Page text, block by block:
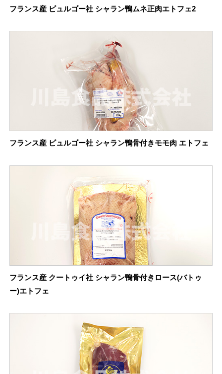
フランス産 ビュルゴー社 シャラン鴨ムネ正肉エトフェ2
フランス産 ビュルゴー社 シャラン鴨骨付きモモ肉 エトフェ
フランス産 クートゥイ社 シャラン鴨骨付きロース(バトゥ
ー)エトフェ